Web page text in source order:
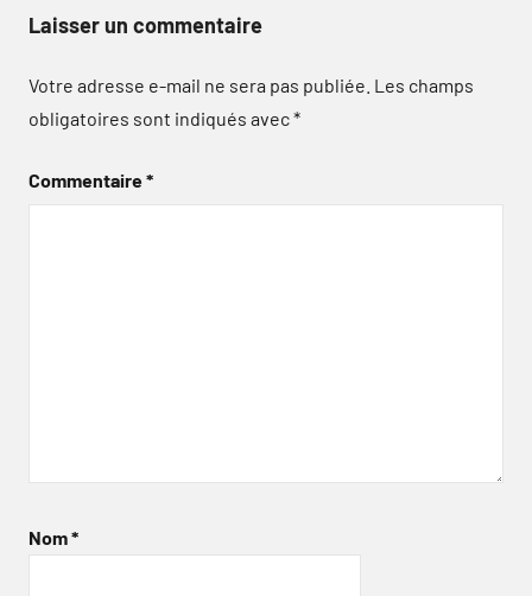
Laisser un commentaire
Votre adresse e-mail ne sera pas publiée. Les champs
obligatoires sont indiqués avec*
Commentaire*
Nom*